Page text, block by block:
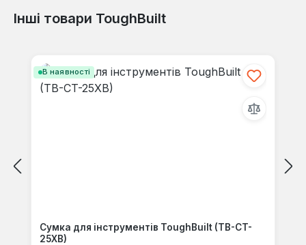
Відгуків не знайдено. Поділіться
Інші товари ToughBuilt
В наявності
Сумка для інструментів ToughBuilt (TB-CT-
25XB)